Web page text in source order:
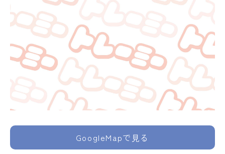
GoogleMapで見る